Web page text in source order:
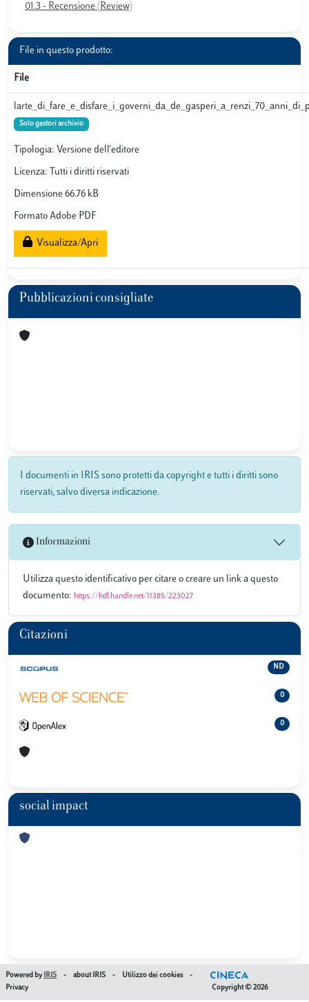
01.3 - Recensione (Review)
File in questo prodotto:
File
Solo gestori archivio
Tipologia: Versione dell'editore
Licenza: Tutti i diritti riservati
Dimensione 66.76 kB
Formato Adobe PDF
Visualizza/Apri
Pubblicazioni consigliate
I documenti in IRIS sono protetti da copyright e tutti i diritti sono
riservati, salvo diversa indicazione.
Informazioni
Utilizza questo identificativo per citare o creare un link a questo
documento: https://hdl.handle.net/11385/223027
Citazioni
ND
0
0
social impact
Powered by IRIS - about IRIS - Utilizzo dei cookies
-
Privacy
Copyright © 2026